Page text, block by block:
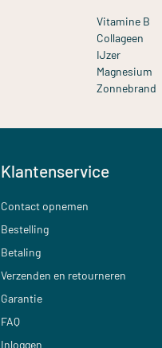
Vitamine B
Collageen
IJzer
Magnesium
Zonnebrand
Klantenservice
Contact opnemen
Bestelling
Betaling
Verzenden en retourneren
Garantie
FAQ
Inloggen